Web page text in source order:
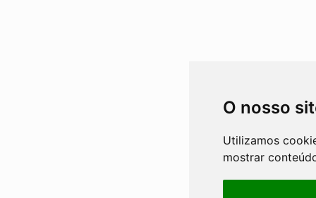
O nosso
Utilizamos
mostrar